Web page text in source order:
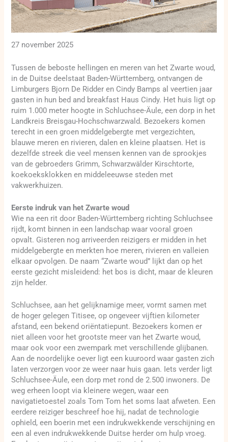
27 november 2025
Tussen de beboste hellingen en meren van het Zwarte woud,
in de Duitse deelstaat Baden-Württemberg, ontvangen de
Limburgers Bjorn De Ridder en Cindy Bamps al veertien jaar
gasten in hun bed and breakfast Haus Cindy. Het huis ligt op
ruim 1.000 meter hoogte in Schluchsee-Äule, een dorp in het
Landkreis Breisgau-Hochschwarzwald. Bezoekers komen
terecht in een groen middelgebergte met vergezichten,
blauwe meren en rivieren, dalen en kleine plaatsen. Het is
dezelfde streek die veel mensen kennen van de sprookjes
van de gebroeders Grimm, Schwarzwälder Kirschtorte,
koekoeksklokken en middeleeuwse steden met
vakwerkhuizen.
Eerste indruk van het Zwarte woud
Wie na een rit door Baden-Württemberg richting Schluchsee
rijdt, komt binnen in een landschap waar vooral groen
opvalt. Gisteren nog arriveerden reizigers er midden in het
middelgebergte en merkten hoe meren, rivieren en valleien
elkaar opvolgen. De naam “Zwarte woud” lijkt dan op het
eerste gezicht misleidend: het bos is dicht, maar de kleuren
zijn helder.
Schluchsee, aan het gelijknamige meer, vormt samen met
de hoger gelegen Titisee, op ongeveer vijftien kilometer
afstand, een bekend oriëntatiepunt. Bezoekers komen er
niet alleen voor het grootste meer van het Zwarte woud,
maar ook voor een zwempark met verschillende glijbanen.
Aan de noordelijke oever ligt een kuuroord waar gasten zich
laten verzorgen voor ze weer naar huis gaan. Iets verder ligt
Schluchsee-Äule, een dorp met rond de 2.500 inwoners. De
weg erheen loopt via kleinere wegen, waar een
navigatietoestel zoals Tom Tom het soms laat afweten. Een
eerdere reiziger beschreef hoe hij, nadat de technologie
ophield, een boerin met een indrukwekkende verschijning en
een al even indrukwekkende Duitse herder om hulp vroeg.